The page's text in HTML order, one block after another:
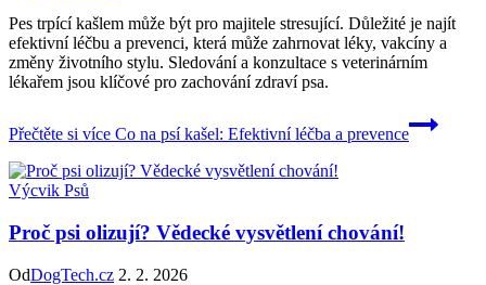
Pes trpící kašlem může být pro majitele stresující. Důležité je najít
efektivní léčbu a prevenci, která může zahrnovat léky, vakcíny a
změny životního stylu. Sledování a konzultace s veterinárním
lékařem jsou klíčové pro zachování zdraví psa.
Přečtěte si více Co na psí kašel: Efektivní léčba a prevence
Výcvik Psů
Proč psi olizují? Vědecké vysvětlení chování!
OdDogTech.cz 2. 2. 2026